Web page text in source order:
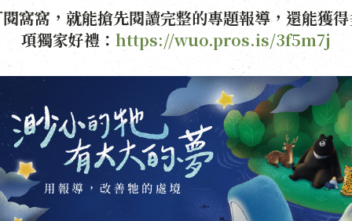
窩窩，就能搶先閱讀完整的專題報導，還能獲
項獨家好禮： https://wuo.pros.is/3f5m7j